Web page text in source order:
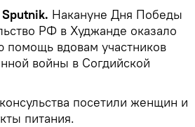
Накануне Дня Победы
РФ в Худжанде оказало
помощь вдовам участников
войны в Согдийской
посетили женщин и
питания.